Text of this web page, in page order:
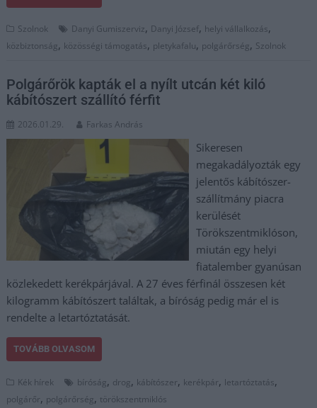
Szolnok Danyi Gumiszerviz, Danyi József, helyi vállalkozás,
közbiztonság, közösségi támogatás, pletykafalu, polgárőrség, Szolnok
Polgárőrök kapták el a nyílt utcán két kiló
kábítószert szállító férfit
2026.01.29. Farkas András
Sikeresen
megakadályozták egy
jelentős kábítószer-
szállítmány piacra
kerülését
Törökszentmiklóson,
miután egy helyi
fiatalember gyanúsan
közlekedett kerékpárjával. A 27 éves férfinál összesen két
kilogramm kábítószert találtak, a bíróság pedig már el is
rendelte a letartóztatását.
TOVÁBB OLVASOM
Kék hírek bíróság, drog, kábítószer, kerékpár, letartóztatás,
polgárőr, polgárőrség, törökszentmiklós